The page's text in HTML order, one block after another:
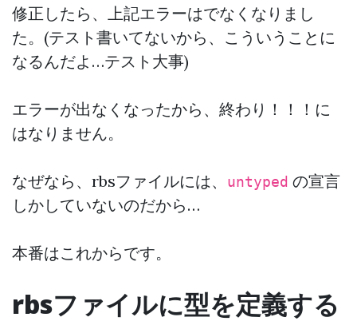
修正したら、上記エラーはでなくなりまし
た。(テスト書いてないから、こういうことに
なるんだよ…テスト大事)
エラーが出なくなったから、終わり！！！に
はなりません。
なぜなら、rbsファイルには、 untyped の宣言
しかしていないのだから…
本番はこれからです。
rbsファイルに型を定義する